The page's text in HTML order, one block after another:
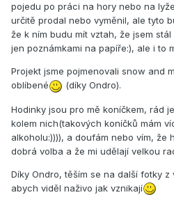
pojedu po práci na hory nebo na
určitě prodal nebo vyměnil, ale tyto
že k ním budu mít vztah, že jsem
jen poznámkami na papíře:), ale i to
Projekt jsme pojmenovali snow and
oblíbené
(díky Ondro).
Hodinky jsou pro mě koníčkem, rád
kolem nich(takových koníčků mám
alkoholu:)))), a doufám nebo vím, že
dobrá volba a že mi udělají velkou
Díky Ondro, těším se na další fotky
abych viděl naživo jak vznikají